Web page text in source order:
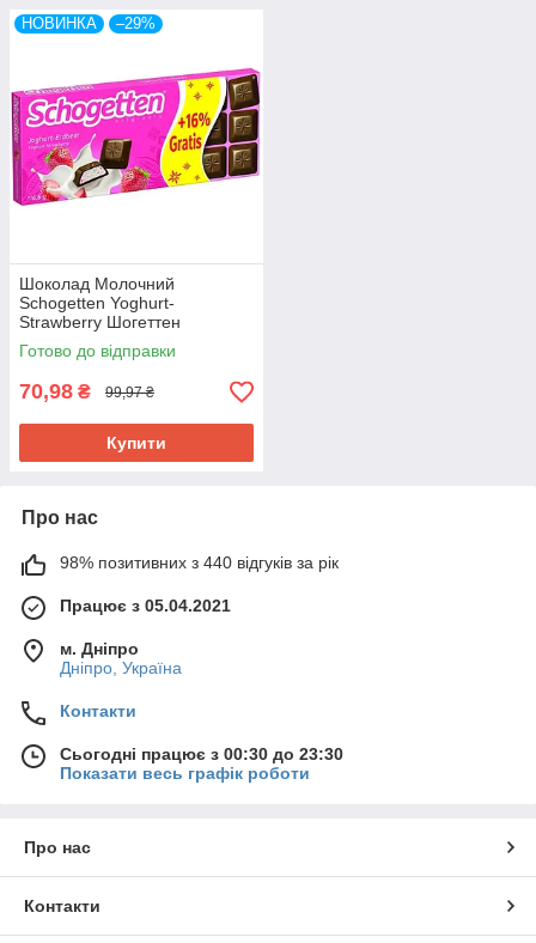
НОВИНКА –29%
Шоколад Молочний
Schogetten Yoghurt-
Strawberry Шогеттен
Альпійський Полуничний
Йогурт 116,6 г Німеччина
Готово до відправки
70,98 ₴ 99,97 ₴
Купити
Про нас
98% позитивних з 440 відгуків за рік
Працює з 05.04.2021
м. Дніпро
Дніпро, Україна
Контакти
Сьогодні працює з 00:30 до 23:30
Показати весь графік роботи
Про нас
Контакти